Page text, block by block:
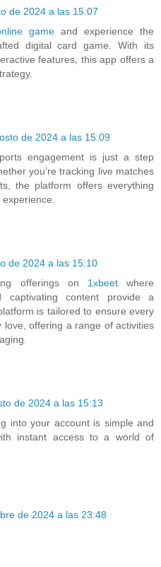
de 2024 a las 15:07
gameand experience the
digital card game. With its
features, this app offers a
de 2024 a las 15:09
engagement is just a step
you’re tracking live matches
the platform offers everything
de 2024 a las 15:10
offerings on 1xbeetwhere
captivating content provide a
is tailored to ensure every
love, offering a range of activities
de 2024 a las 15:13
into your account is simple and
instant access to a world of
de 2024 a las 23:48